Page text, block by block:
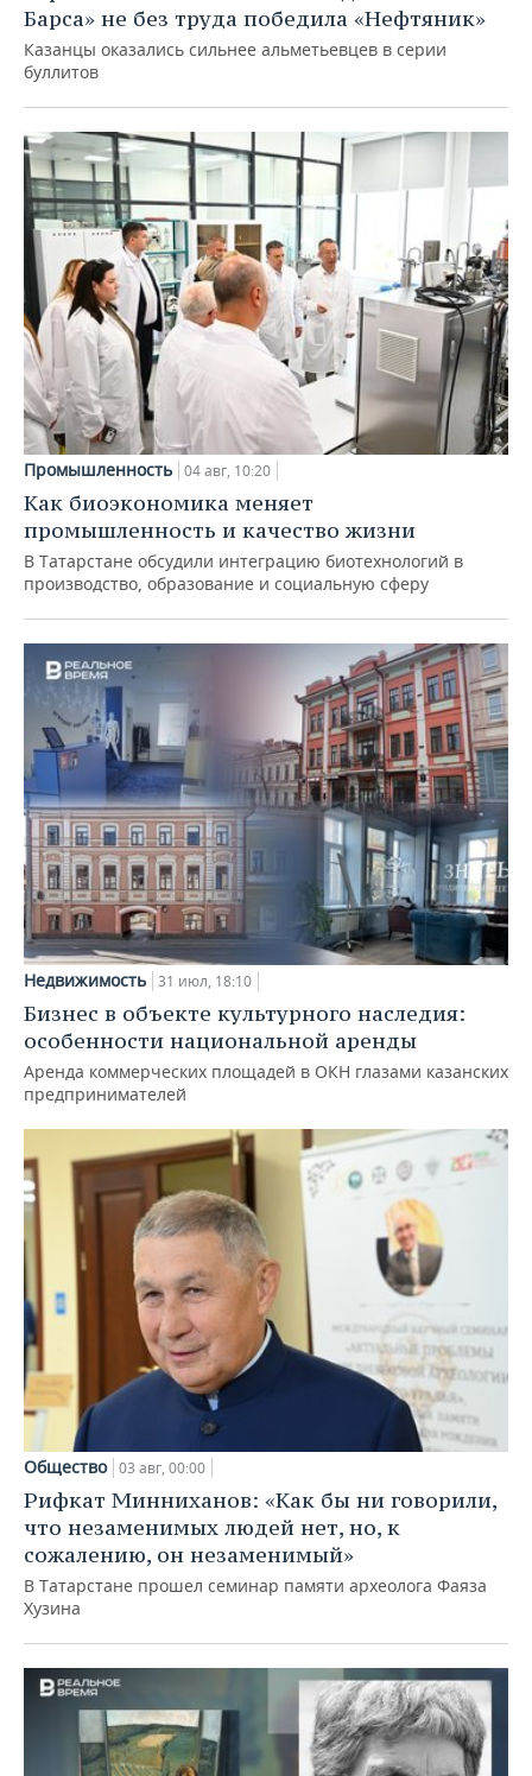
Барса» не без труда победила «Нефтяник»
Казанцы оказались сильнее альметьевцев в серии
буллитов
Промышленность 04 авг, 10:20
Как биоэкономика меняет
промышленность и качество жизни
В Татарстане обсудили интеграцию биотехнологий в
производство, образование и социальную сферу
Недвижимость 31 июл, 18:10
Бизнес в объекте культурного наследия:
особенности национальной аренды
Аренда коммерческих площадей в ОКН глазами казанских
предпринимателей
Общество 03 авг, 00:00
Рифкат Минниханов: «Как бы ни говорили,
что незаменимых людей нет, но, к
сожалению, он незаменимый»
В Татарстане прошел семинар памяти археолога Фаяза
Хузина